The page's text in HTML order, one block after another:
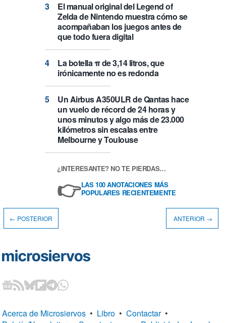
El manual original del Legend of
Zelda de Nintendo muestra cómo se
acompañaban los juegos antes de
que todo fuera digital
La botella π de 3,14 litros, que
irónicamente no es redonda
Un Airbus A350ULR de Qantas hace
un vuelo de récord de 24 horas y
unos minutos y algo más de 23.000
kilómetros sin escalas entre
Melbourne y Toulouse
¿INTERESANTE? NO TE PIERDAS…
👉LAS 100 ANOTACIONES MÁS
POPULARES RECIENTEMENTE
← POSTERIOR ANTERIOR →
Acerca de Microsiervos • Libro • Contactar •